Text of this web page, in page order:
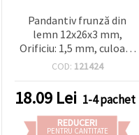
Pandantiv frunză din
lemn 12x26x3 mm,
Orificiu: 1,5 mm, culoare
lemn natural – 5 buc.
COD: 121424
18.09 Lei 1-4 pachet
REDUCERI
PENTRU CANTITATE